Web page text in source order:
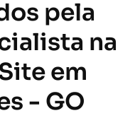
pela
na
em
- GO